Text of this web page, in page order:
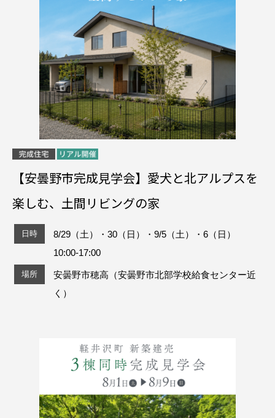
【安曇野市完成見学会】愛犬と北アルプスを
楽しむ、土間リビングの家
日時
8/29（土）・30（日）・9/5（土）・6（日）
10:00-17:00
場所
安曇野市穂高（安曇野市北部学校給食センター近
く）